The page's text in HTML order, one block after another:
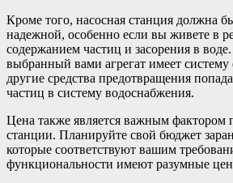
Кроме того, насосная станция должна
надежной, особенно если вы живете в
содержанием частиц и засорения в
выбранный вами агрегат имеет
другие средства предотвращения
частиц в систему водоснабжения.
Цена также является важным фактором
станции. Планируйте свой бюджет
которые соответствуют вашим
функциональности имеют разумные